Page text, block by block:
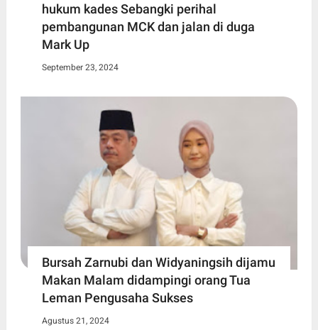
hukum kades Sebangki perihal
pembangunan MCK dan jalan di duga
Mark Up
September 23, 2024
Bursah Zarnubi dan Widyaningsih dijamu
Makan Malam didampingi orang Tua
Leman Pengusaha Sukses
Agustus 21, 2024